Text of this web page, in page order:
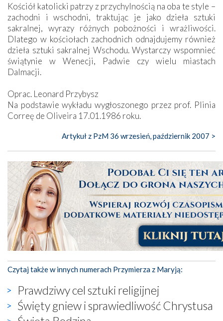
Kościół katolicki patrzy z przychylnością na oba te style –
zachodni i wschodni, traktując je jako dzieła sztuki
sakralnej, wyrazy różnych pobożności i wrażliwości.
Dlatego w kościołach zachodnich odnajdujemy również
dzieła sztuki sakralnej Wschodu. Wystarczy wspomnieć
świątynie w Wenecji, Padwie czy wielu miastach
Dalmacji.
Oprac. Leonard Przybysz
Na podstawie wykładu wygłoszonego przez prof. Plinia
Correę de Oliveira 17.01.1986 roku.
Artykuł z PzM 36 wrzesień, październik 2007 >
Czytaj także w innych numerach Przymierza z Maryją:
Prawdziwy cel sztuki religijnej
Święty gniew i sprawiedliwość Chrystusa